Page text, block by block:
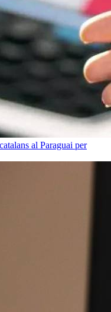
al Paraguai per